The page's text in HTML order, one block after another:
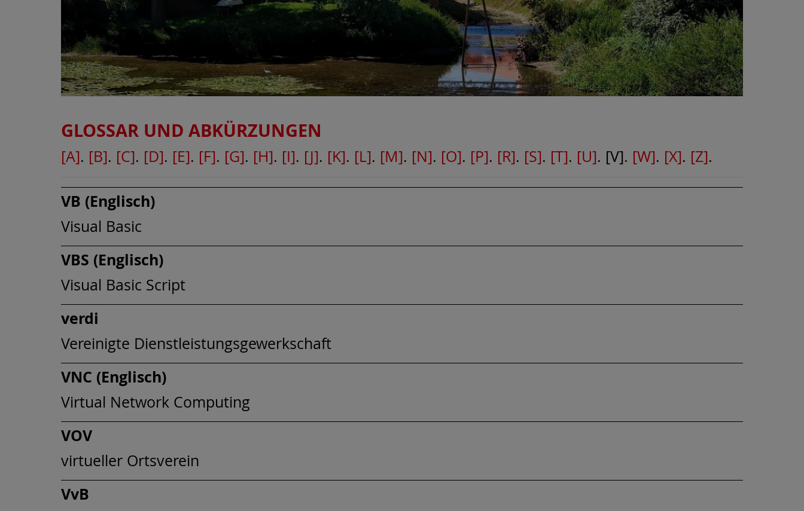
GLOSSAR UND ABKÜRZUNGEN
[A]. [B]. [C]. [D]. [E]. [F]. [G]. [H]. [I]. [J]. [K]. [L]. [M]. [N]. [O]. [P]. [R]. [S]. [T]. [U]. [V]. [W]. [X]. [Z].
VB (Englisch)
Visual Basic
VBS (Englisch)
Visual Basic Script
verdi
Vereinigte Dienstleistungsgewerkschaft
VNC (Englisch)
Virtual Network Computing
VOV
virtueller Ortsverein
VvB